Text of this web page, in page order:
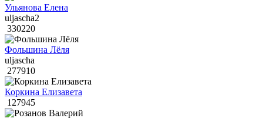
Ульянова Елена
uljascha2
330220
Фольшина Лёля
uljascha
277910
Коркина Елизавета
127945